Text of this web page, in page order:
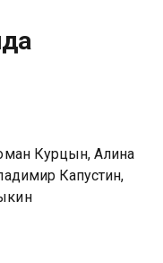
Курцын, Алина
Капустин,